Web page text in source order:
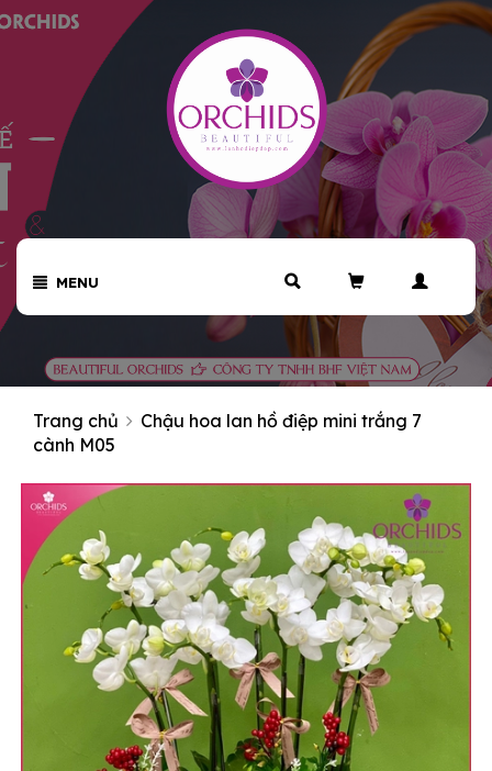
MENU
Trang chủ
Chậu hoa lan hồ điệp mini trắng 7
cành M05